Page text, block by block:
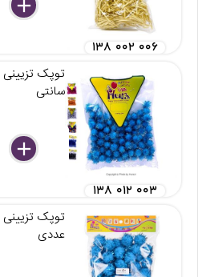
delete
remove
add
۱۳۸ ۰۰۲ ۰۰۶
سانتی
delete
remove
add
۱۳۸ ۰۱۲ ۰۰۳
عددی